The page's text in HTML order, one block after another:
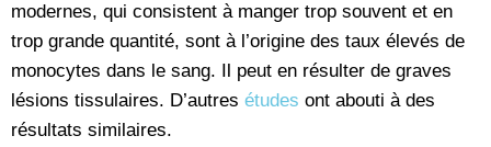
modernes, qui consistent à manger trop souvent et en
trop grande quantité, sont à l’origine des taux élevés de
monocytes dans le sang. Il peut en résulter de graves
lésions tissulaires. D’autres études ont abouti à des
résultats similaires.